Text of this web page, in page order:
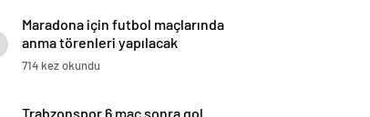
Maradona için futbol maçlarında
anma törenleri yapılacak
714 kez okundu
Trabzonspor 6 maç sonra gol